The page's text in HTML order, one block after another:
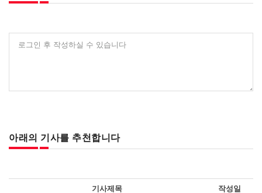
로그인 후 작성하실 수 있습니다
아래의 기사를 추천합니다
기사제목 작성일